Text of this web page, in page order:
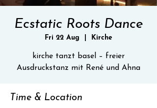
Ecstatic Roots Dance
Fri 22 Aug Kirche
kirche tanzt basel – freier
Ausdruckstanz mit René und Ahna
Time & Location